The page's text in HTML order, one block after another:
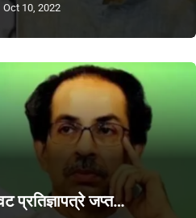
Oct 10, 2022
प्रतिज्ञापत्रे जप्त…